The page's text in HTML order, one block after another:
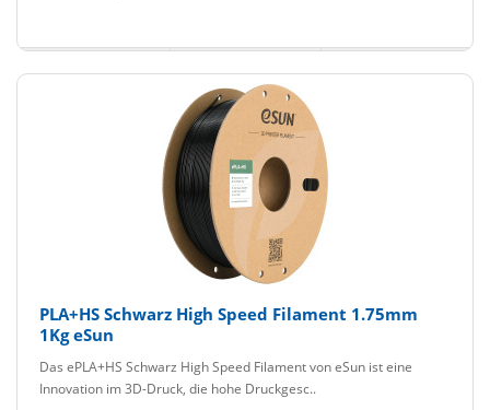
PLA+HS Schwarz High Speed Filament 1.75mm
1Kg eSun
Das ePLA+HS Schwarz High Speed Filament von eSun ist eine
Innovation im 3D-Druck, die hohe Druckgesc..